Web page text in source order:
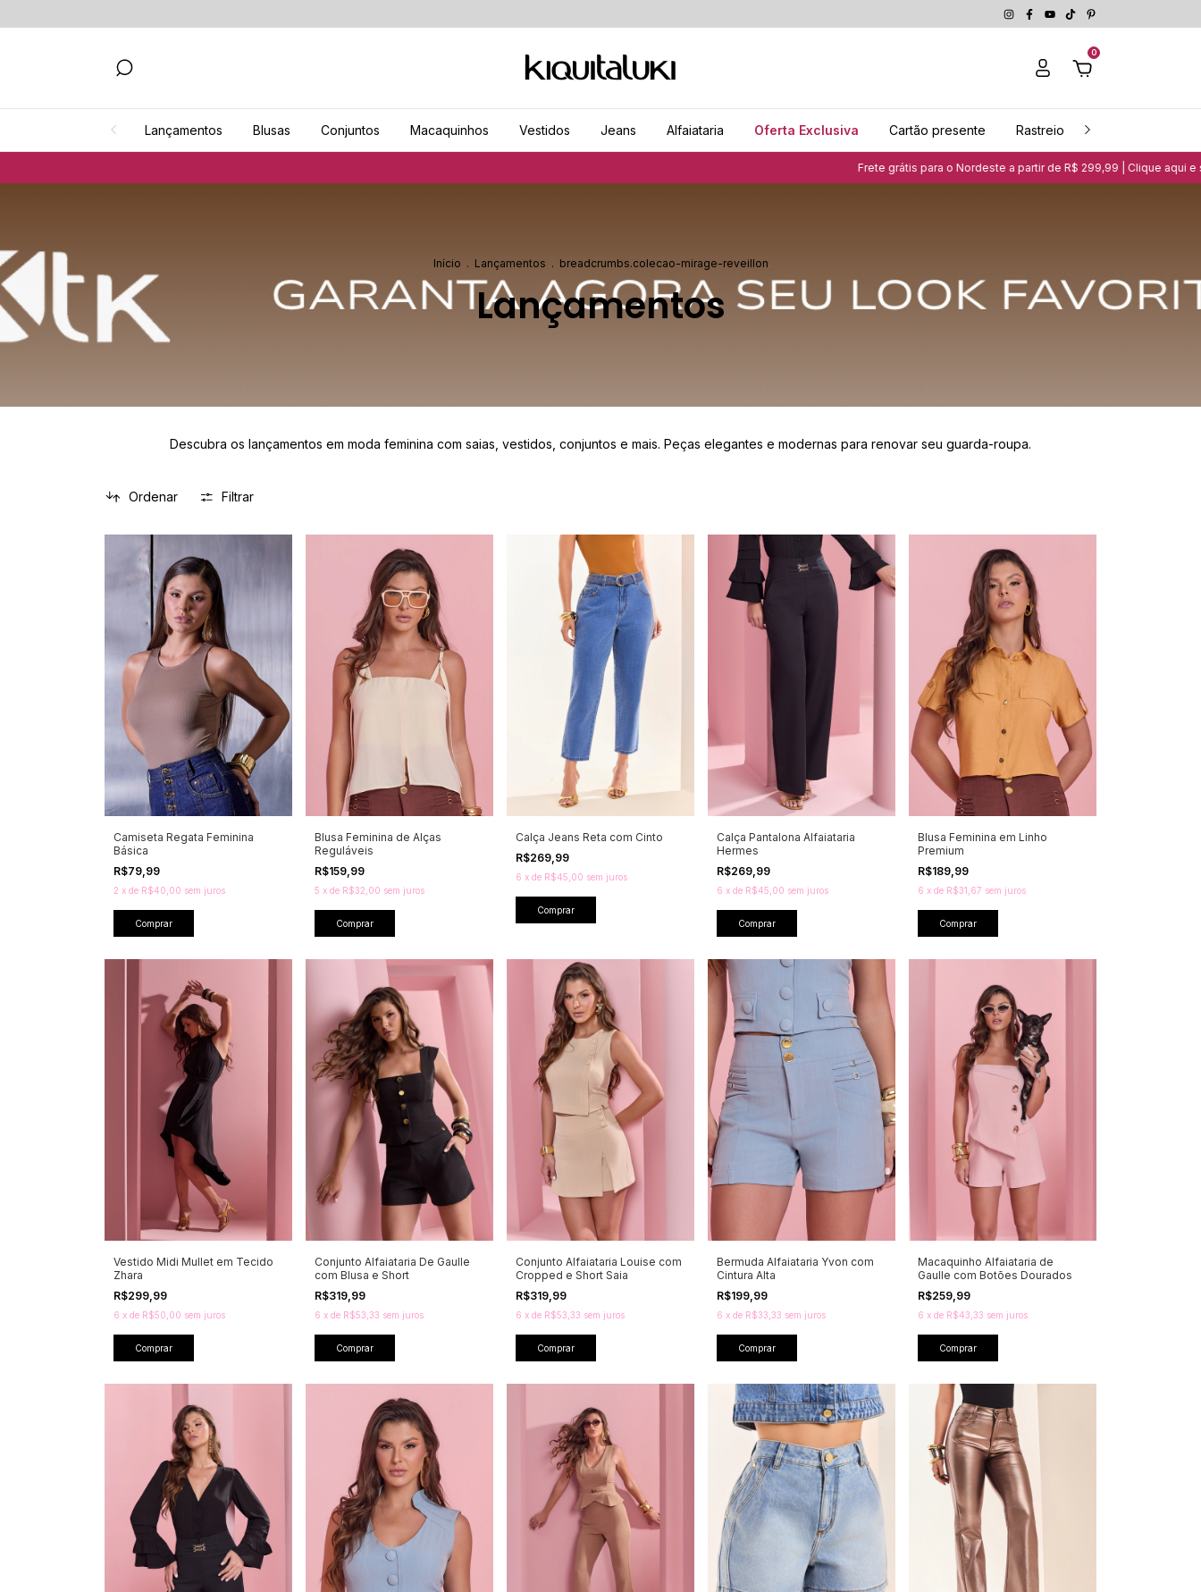
0
Lançamentos Blusas Conjuntos Macaquinhos Vestidos Jeans Alfaiataria Oferta Exclusiva Cartão presente Rastreio
Frete grátis para o Nordeste a partir de R$ 299,99 | Clique aqui e saiba mais Ganhe
Início . Lançamentos . breadcrumbs.colecao-mirage-reveillon
Lançamentos
Descubra os lançamentos em moda feminina com saias, vestidos, conjuntos e mais. Peças elegantes e modernas para renovar seu guarda-roupa.
Ordenar Filtrar
Camiseta Regata Feminina
Básica
R$79,99
2 x de R$40,00 sem juros
Comprar
Blusa Feminina de Alças
Reguláveis
R$159,99
5 x de R$32,00 sem juros
Comprar
Calça Jeans Reta com Cinto
R$269,99
6 x de R$45,00 sem juros
Comprar
Calça Pantalona Alfaiataria
Hermes
R$269,99
6 x de R$45,00 sem juros
Comprar
Blusa Feminina em Linho
Premium
R$189,99
6 x de R$31,67 sem juros
Comprar
Vestido Midi Mullet em Tecido
Zhara
R$299,99
6 x de R$50,00 sem juros
Comprar
Conjunto Alfaiataria De Gaulle
com Blusa e Short
R$319,99
6 x de R$53,33 sem juros
Comprar
Conjunto Alfaiataria Louise com
Cropped e Short Saia
R$319,99
6 x de R$53,33 sem juros
Comprar
Bermuda Alfaiataria Yvon com
Cintura Alta
R$199,99
6 x de R$33,33 sem juros
Comprar
Macaquinho Alfaiataria de
Gaulle com Botões Dourados
R$259,99
6 x de R$43,33 sem juros
Comprar